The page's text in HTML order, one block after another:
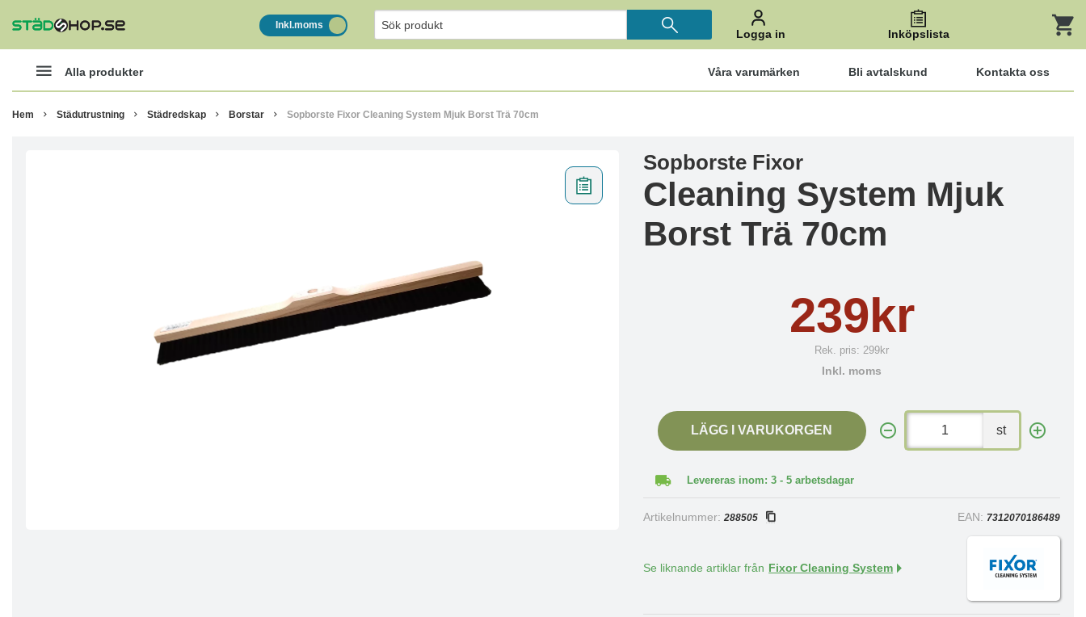
Inkl.moms
Logga in Inköpslista
Alla produkter Våra varumärken Bli avtalskund Kontakta oss
Hem Städutrustning Städredskap Borstar Sopborste Fixor Cleaning System Mjuk Borst Trä 70cm
Sopborste Fixor
Cleaning System Mjuk
Borst Trä 70cm
239kr
Rek. pris:299kr
Inkl. moms
LÄGG I VARUKORGEN st
Levereras inom: 3 - 5 arbetsdagar
Artikelnummer:288505 EAN: 7312070186489
Se liknande artiklar från Fixor Cleaning System